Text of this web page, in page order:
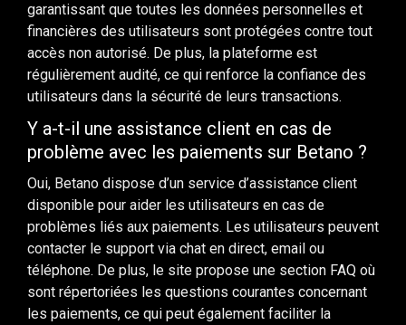
garantissant que toutes les données personnelles et
financières des utilisateurs sont protégées contre tout
accès non autorisé. De plus, la plateforme est
régulièrement audité, ce qui renforce la confiance des
utilisateurs dans la sécurité de leurs transactions.
Y a-t-il une assistance client en cas de
problème avec les paiements sur Betano ?
Oui, Betano dispose d’un service d’assistance client
disponible pour aider les utilisateurs en cas de
problèmes liés aux paiements. Les utilisateurs peuvent
contacter le support via chat en direct, email ou
téléphone. De plus, le site propose une section FAQ où
sont répertoriées les questions courantes concernant
les paiements, ce qui peut également faciliter la